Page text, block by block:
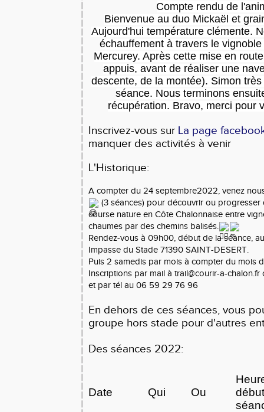
Compte rendu de
Bienvenue au duo Mickaël et
Aujourd'hui température clémente.
échauffement à travers le
Mercurey. Après cette mise en
appuis, avant de réaliser une
descente, de la montée). Simon
séance. Nous terminons
récupération. Bravo, merci pour
Inscrivez-vous sur La page
manquer des activités à venir
L'Historique:
A compter du 24 septembre2022, venez
(3 séances) pour découvrir ou
course nature en Côte Chalonnaise entre
chaumes par des chemins balisés.
Rendez-vous à 09h00, début de la séance,
Impasse du Stade 71390 SAINT-DESERT.
Puis 2 samedis par mois à compter du mois
Inscriptions par mail à trail@courir-a-chalon.fr
et par tél au 06 59 29 76 96
En dehors de ces séances, vous
groupe hors stade pour d'autres
Des séances 2022:
Date Qui Ou